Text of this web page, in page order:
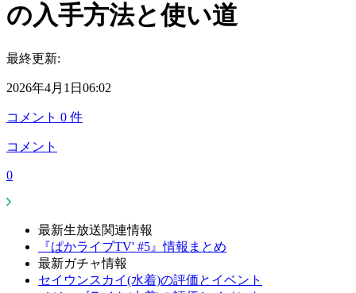
の入手方法と使い道
最終更新:
2026年4月1日06:02
コメント 0 件
コメント
0
最新生放送関連情報
『ぱかライブTV' #5』情報まとめ
最新ガチャ情報
セイウンスカイ(水着)の評価とイベント